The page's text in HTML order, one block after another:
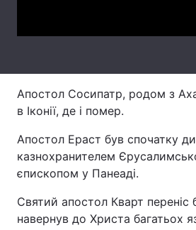
Лонгріди
Відео з Youtube
Архів
Апостол Сосипатр, родом з
в Іконії, де і помер.
Апостол Ераст був спочатку
казнохранителем
єпископом у Панеаді.
Святий апостол Кварт переніс
навернув до Христа багатьох